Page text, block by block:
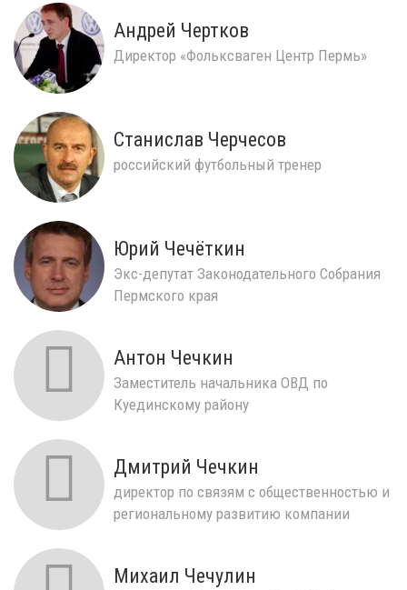
Андрей Чертков
Директор «Фольксваген Центр Пермь»
Станислав Черчесов
российский футбольный тренер
Юрий Чечёткин
Экс-депутат Законодательного Собрания
Пермского края
Антон Чечкин
Заместитель начальника ОВД по
Куединскому району
Дмитрий Чечкин
директор по связям с общественностью и
региональному развитию компании
Михаил Чечулин